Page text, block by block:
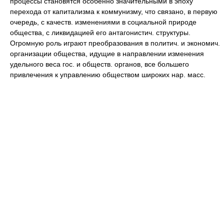
перехода от капитализма к коммунизму, что связано, в первую
очередь, с качеств. изменениями в социальной природе
общества, с ликвидацией его антагонистич. структуры.
Огромную роль играют преобразования в политич. и экономич.
организации общества, идущие в направлении изменения
удельного веса гос. и обществ. органов, все большего
привлечения к управлению обществом широких нар. масс.